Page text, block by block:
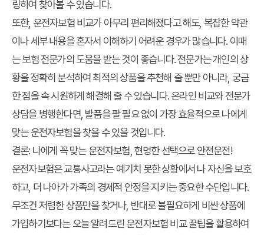
링하여 찾아볼 수 있습니다.
또한, 운전자보험 비교가 아무리 편리해졌다고 해도, 복잡한 약관
이나 세부 내용을 혼자서 이해하기 어려운 경우가 많습니다. 이때
는 보험 전문가의 도움을 받는 것이 좋습니다. 전문가는 개인의 상
황을 정확히 분석하여 최적의 상품을 추천해 줄 뿐만 아니라, 궁금
한 점을 속 시원하게 해결해 줄 수 있습니다. 온라인 비교와 전문가
상담을 병행한다면, 발품을 팔 필요 없이 가장 효율적으로 나에게
맞는 운전자보험을 찾을 수 있을 것입니다.
결론: 나에게 꼭 맞는 운전자보험, 현명한 선택으로 안전운전!
운전자보험은 교통사고라는 예기치 못한 상황에서 나 자신을 보호
하고, 더 나아가 가족의 경제적 안정을 지키는 중요한 수단입니다.
무조건 저렴한 상품만을 찾거나, 반대로 불필요하게 비싼 상품에
가입하기보다는 오늘 알려드린운전자보험 비교꿀팁을 활용하여